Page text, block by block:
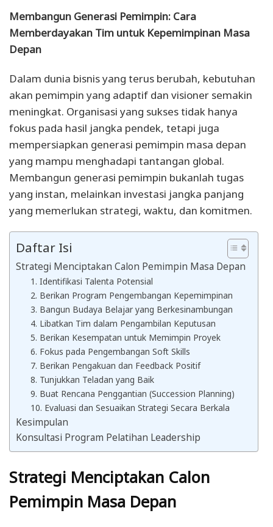
Membangun Generasi Pemimpin: Cara
Memberdayakan Tim untuk Kepemimpinan Masa
Depan
Dalam dunia bisnis yang terus berubah, kebutuhan
akan pemimpin yang adaptif dan visioner semakin
meningkat. Organisasi yang sukses tidak hanya
fokus pada hasil jangka pendek, tetapi juga
mempersiapkan generasi pemimpin masa depan
yang mampu menghadapi tantangan global.
Membangun generasi pemimpin bukanlah tugas
yang instan, melainkan investasi jangka panjang
yang memerlukan strategi, waktu, dan komitmen.
Daftar Isi
Strategi Menciptakan Calon Pemimpin Masa Depan
1. Identifikasi Talenta Potensial
2. Berikan Program Pengembangan Kepemimpinan
3. Bangun Budaya Belajar yang Berkesinambungan
4. Libatkan Tim dalam Pengambilan Keputusan
5. Berikan Kesempatan untuk Memimpin Proyek
6. Fokus pada Pengembangan Soft Skills
7. Berikan Pengakuan dan Feedback Positif
8. Tunjukkan Teladan yang Baik
9. Buat Rencana Penggantian (Succession Planning)
10. Evaluasi dan Sesuaikan Strategi Secara Berkala
Kesimpulan
Konsultasi Program Pelatihan Leadership
Strategi Menciptakan Calon
Pemimpin Masa Depan